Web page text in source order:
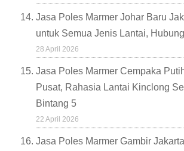
Jasa Poles Marmer Johar Baru
untuk Semua Jenis Lantai,
28 April 2026
Jasa Poles Marmer Cempaka
Pusat, Rahasia Lantai Kinclong
Bintang 5
22 April 2026
Jasa Poles Marmer Gambir